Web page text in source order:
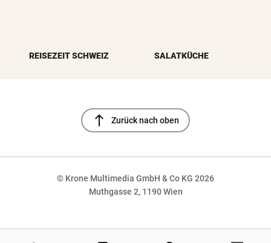
REISEZEIT SCHWEIZ SALATKÜCHE
north Zurück nach oben
© Krone Multimedia GmbH & Co KG 2026
Muthgasse 2, 1190 Wien
NaN%